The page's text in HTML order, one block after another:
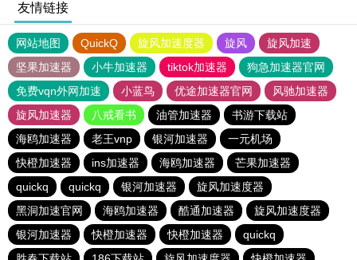
友情链接
网站地图 QuickQ 旋风加速度器 旋风
旋风加速
坚果加速器
小牛加速器 tiktok加速器
狗急加速器官网
免费vqn外网加速
小蓝鸟 优途加速器官网
风驰加速器
旋风加速器
八戒看书 油管加速器
书游下载站
海鸥加速器
老王vnp 银河加速器
一元机场
快橙加速器
ins加速器 海鸥加速器
芒果加速器
quickq
quickq 银河加速器
旋风加速度器
黑洞加速官网
海鸥加速器 酷通加速器
旋风加速度器
银河加速器
快橙加速器 快橙加速器
quickq